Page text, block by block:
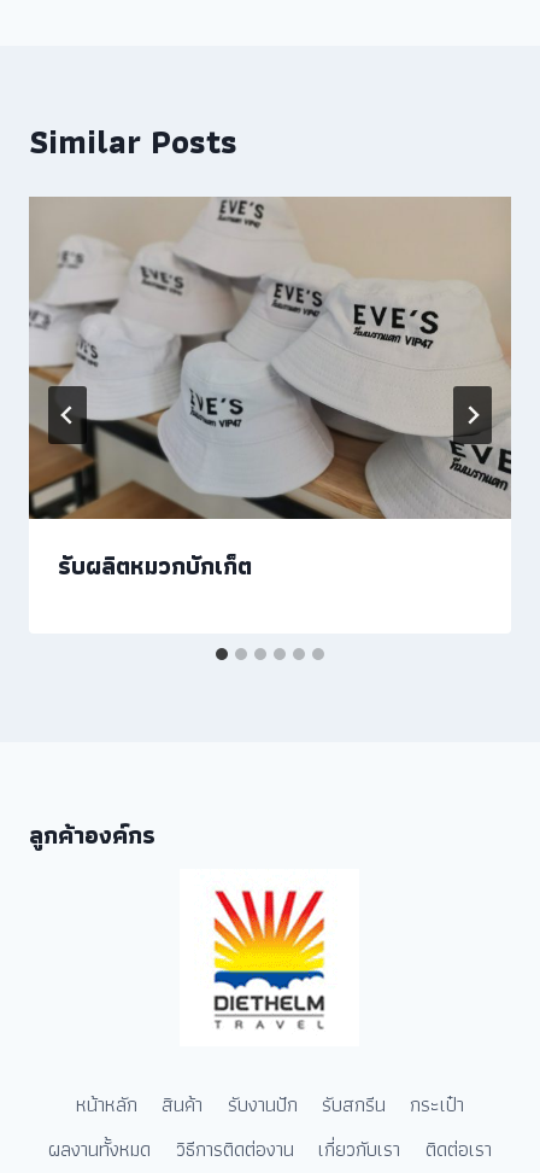
Similar Posts
รับผลิตหมวกบักเก็ต
ลูกค้าองค์กร
หน้าหลัก สินค้า รับงานปัก รับสกรีน
กระเป๋า
ผลงานทั้งหมด
วิธีการติดต่องาน เกี่ยวกับเรา ติดต่อเรา